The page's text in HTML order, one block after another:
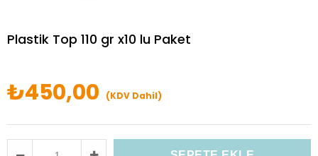
Plastik Top 110 gr x10 lu Paket
₺450,00 (KDV Dahil)